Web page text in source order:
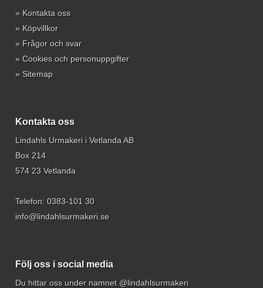
» Kontakta oss
» Köpvillkor
» Frågor och svar
» Cookies och personuppgifter
» Sitemap
Kontakta oss
Lindahls Urmakeri i Vetlanda AB
Box 214
574 23 Vetlanda
Telefon: 0383-101 30
info@lindahlsurmakeri.se
Följ oss i social media
Du hittar oss under namnet @lindahlsurmakeri